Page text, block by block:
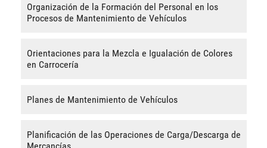
Organización de la Formación del Personal en los
Procesos de Mantenimiento de Vehículos
Orientaciones para la Mezcla e Igualación de Colores
en Carrocería
Planes de Mantenimiento de Vehículos
Planificación de las Operaciones de Carga/Descarga de